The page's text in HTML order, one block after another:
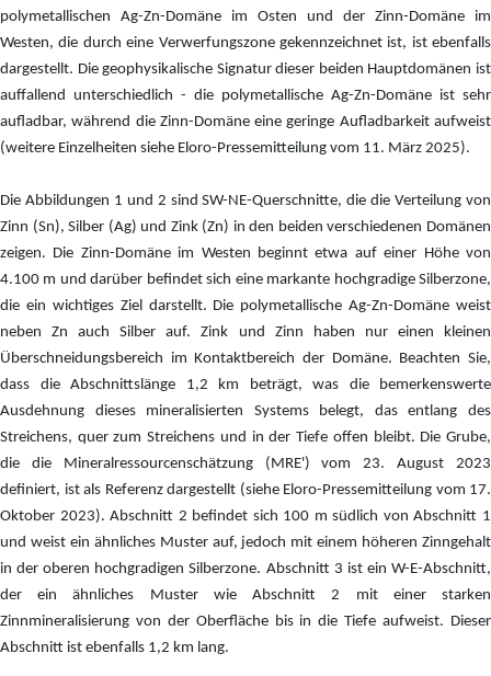
polymetallischen Ag-Zn-Domäne im Osten und der Zinn-Domäne im
Westen, die durch eine Verwerfungszone gekennzeichnet ist, ist ebenfalls
dargestellt. Die geophysikalische Signatur dieser beiden Hauptdomänen ist
auffallend unterschiedlich - die polymetallische Ag-Zn-Domäne ist sehr
aufladbar, während die Zinn-Domäne eine geringe Aufladbarkeit aufweist
(weitere Einzelheiten siehe Eloro-Pressemitteilung vom 11. März 2025).
Die Abbildungen 1 und 2 sind SW-NE-Querschnitte, die die Verteilung von
Zinn (Sn), Silber (Ag) und Zink (Zn) in den beiden verschiedenen Domänen
zeigen. Die Zinn-Domäne im Westen beginnt etwa auf einer Höhe von
4.100 m und darüber befindet sich eine markante hochgradige Silberzone,
die ein wichtiges Ziel darstellt. Die polymetallische Ag-Zn-Domäne weist
neben Zn auch Silber auf. Zink und Zinn haben nur einen kleinen
Überschneidungsbereich im Kontaktbereich der Domäne. Beachten Sie,
dass die Abschnittslänge 1,2 km beträgt, was die bemerkenswerte
Ausdehnung dieses mineralisierten Systems belegt, das entlang des
Streichens, quer zum Streichens und in der Tiefe offen bleibt. Die Grube,
die die Mineralressourcenschätzung (MRE') vom 23. August 2023
definiert, ist als Referenz dargestellt (siehe Eloro-Pressemitteilung vom 17.
Oktober 2023). Abschnitt 2 befindet sich 100 m südlich von Abschnitt 1
und weist ein ähnliches Muster auf, jedoch mit einem höheren Zinngehalt
in der oberen hochgradigen Silberzone. Abschnitt 3 ist ein W-E-Abschnitt,
der ein ähnliches Muster wie Abschnitt 2 mit einer starken
Zinnmineralisierung von der Oberfläche bis in die Tiefe aufweist. Dieser
Abschnitt ist ebenfalls 1,2 km lang.